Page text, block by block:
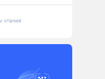
чтения